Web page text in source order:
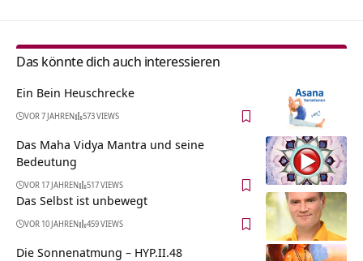
Das könnte dich auch interessieren
Ein Bein Heuschrecke
VOR 7 JAHREN 573 VIEWS
Das Maha Vidya Mantra und seine
Bedeutung
VOR 17 JAHREN 517 VIEWS
Das Selbst ist unbewegt
VOR 10 JAHREN 459 VIEWS
Die Sonnenatmung – HYP.II.48